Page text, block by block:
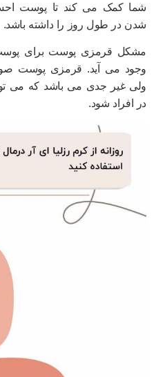
کمک می کند تا پوست
در طول روز را داشته باشد.
قرمزی پوست برای پوست
می آید. قرمزی پوست
غیر جدی می باشد که می
افراد شود.